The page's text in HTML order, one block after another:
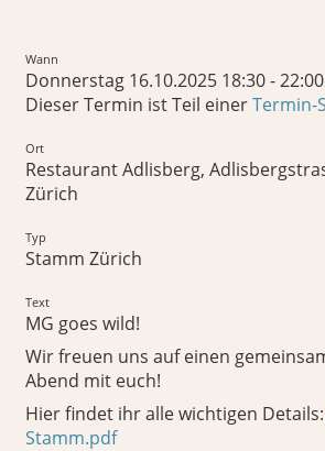
Wann
Donnerstag 16.10.2025 18:30 - 22:00
Dieser Termin ist Teil einerTermin-
Ort
Restaurant Adlisberg,
Zürich
Typ
Stamm Zürich
Text
MG goes wild!
Wir freuen uns auf einen
Abend mit euch!
Hier findet ihr alle wichtigen Details:
Stamm.pdf